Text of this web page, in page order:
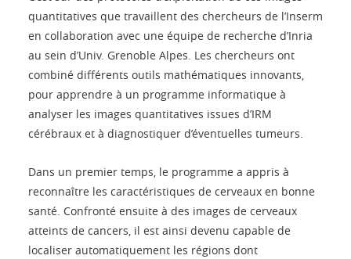
quantitatives que travaillent des chercheurs de l’Inserm
en collaboration avec une équipe de recherche d’Inria
au sein d’Univ. Grenoble Alpes. Les chercheurs ont
combiné différents outils mathématiques innovants,
pour apprendre à un programme informatique à
analyser les images quantitatives issues d’IRM
cérébraux et à diagnostiquer d’éventuelles tumeurs.
Dans un premier temps, le programme a appris à
reconnaître les caractéristiques de cerveaux en bonne
santé. Confronté ensuite à des images de cerveaux
atteints de cancers, il est ainsi devenu capable de
localiser automatiquement les régions dont